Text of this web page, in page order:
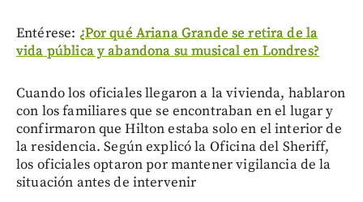
Entérese: ¿Por qué Ariana Grande se retira de la
vida pública y abandona su musical en Londres?
Cuando los oficiales llegaron a la vivienda, hablaron
con los familiares que se encontraban en el lugar y
confirmaron que Hilton estaba solo en el interior de
la residencia. Según explicó la Oficina del Sheriff,
los oficiales optaron por mantener vigilancia de la
situación antes de intervenir